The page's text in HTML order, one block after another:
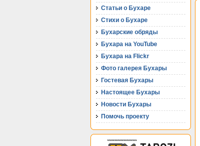
Статьи о Бухаре
Стихи о Бухаре
Бухарские обряды
Бухара на YouTube
Бухара на Flickr
Фото галерея Бухары
Гостевая Бухары
Настоящее Бухары
Новости Бухары
Помочь проекту